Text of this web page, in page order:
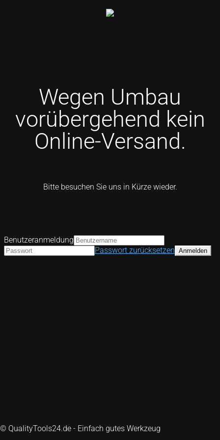
Wegen Umbau
vorübergehend kein
Online-Versand.
Bitte besuchen Sie uns in Kürze wieder.
© QualityTools24.de - Einfach gutes Werkzeug
Benutzeranmeldung
Passwort zurücksetzen